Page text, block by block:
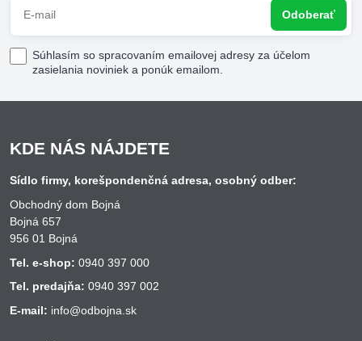
Odoberať
Súhlasím so spracovaním emailovej adresy za účelom
zasielania noviniek a ponúk emailom.
KDE NÁS NÁJDETE
Sídlo firmy, korešpondenčná adresa, osobný odber:
Obchodný dom Bojná
Bojná 657
956 01 Bojná
Tel. e-shop: 0940 397 000
Tel. predajňa: 0940 397 002
E-mail: info@odbojna.sk